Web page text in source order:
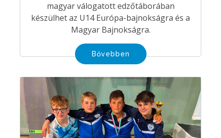
magyar válogatott edzőtáborában
készülhet az U14 Európa-bajnokságra és a
Magyar Bajnokságra.
Bővebben